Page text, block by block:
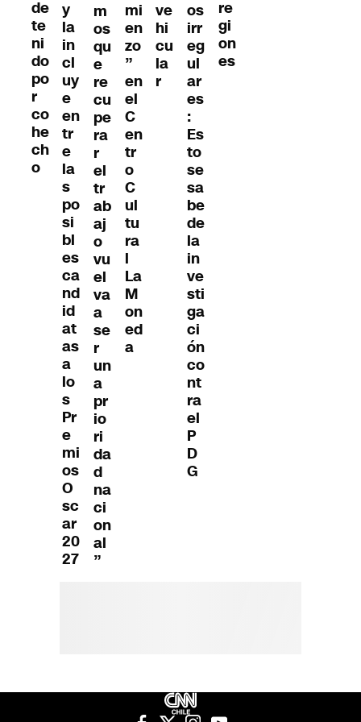
de
te
ni
do
po
r
co
he
ch
o
y
la
in
cl
uy
e
en
tr
e
la
s
po
si
bl
es
ca
nd
id
at
as
a
lo
s
Pr
e
mi
os
O
sc
ar
20
27
m
os
qu
e
re
cu
pe
ra
r
el
tr
ab
aj
o
vu
el
va
a
se
r
un
a
pr
io
ri
da
d
na
ci
on
al
”
mi
en
zo
”
en
el
C
en
tr
o
C
ul
tu
ra
l
La
M
on
ed
a
ve
hi
cu
la
r
os
irr
eg
ul
ar
es
:
Es
to
se
sa
be
de
la
in
ve
sti
ga
ci
ón
co
nt
ra
el
P
D
G
re
gi
on
es